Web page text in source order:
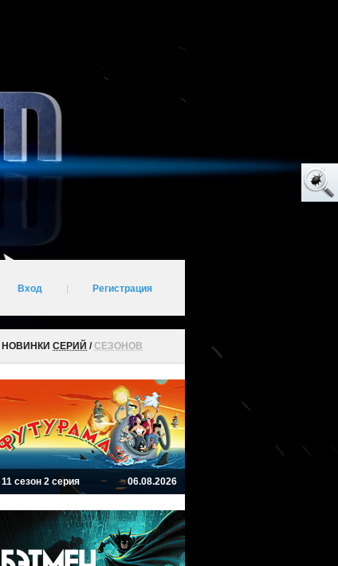
Вход Регистрация
НОВИНКИ СЕРИЙ /СЕЗОНОВ
11 сезон 2 серия 06.08.2026